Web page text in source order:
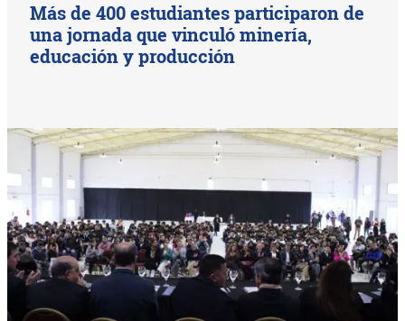
Más de 400 estudiantes participaron de
una jornada que vinculó minería,
educación y producción